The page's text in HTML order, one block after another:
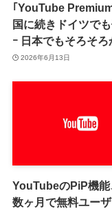
｢YouTube
国に続きドイツで
ｰ 日本でもそろそろ
2026年6月13日
YouTubeのPiP機能
数ヶ月で無料ユー